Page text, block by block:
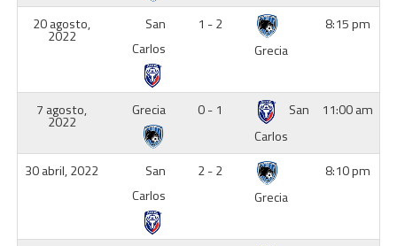
20 agosto,
2022
San
Carlos
1 - 2
Grecia
8:15 pm
7 agosto,
2022
Grecia 0 - 1
San
Carlos
11:00 am
30 abril, 2022
San
Carlos
2 - 2
Grecia
8:10 pm